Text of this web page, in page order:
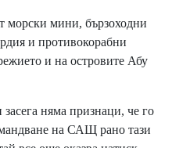
морски мини, бързоходни
и противокорабни
и на островите Абу
няма признаци, че го
на САЩ рано тази